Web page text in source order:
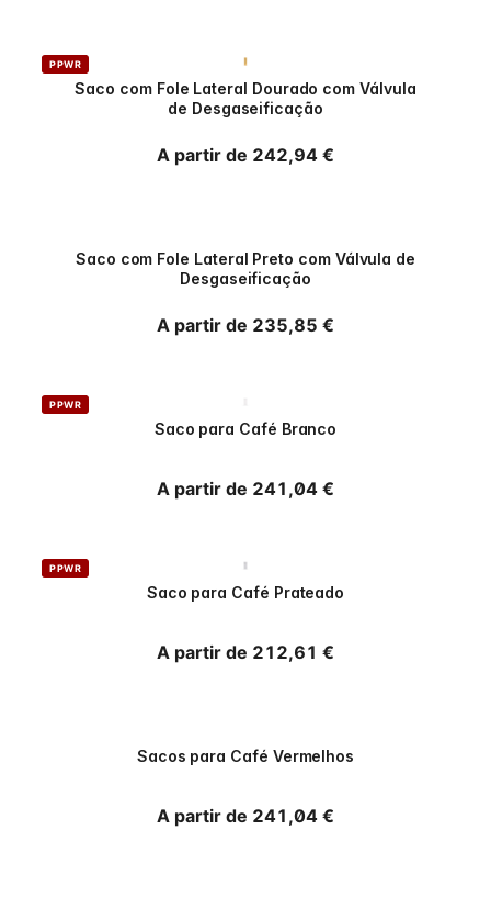
PPWR
Saco com Fole Lateral Dourado com Válvula
de Desgaseificação
Preço normal
A partir de 242,94 €
Saco com Fole Lateral Preto com Válvula de
Desgaseificação
Preço normal
A partir de 235,85 €
PPWR
Saco para Café Branco
Preço normal
A partir de 241,04 €
PPWR
Saco para Café Prateado
Preço normal
A partir de 212,61 €
Sacos para Café Vermelhos
Preço normal
A partir de 241,04 €